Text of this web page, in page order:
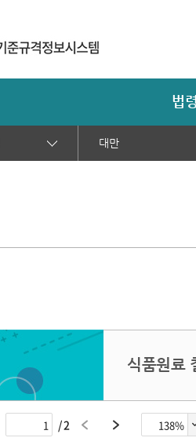
법
대만
식품원료